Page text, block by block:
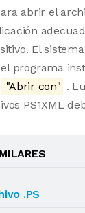
abrir el
El
programa
"Abrir con" .
PS1XML
.PS